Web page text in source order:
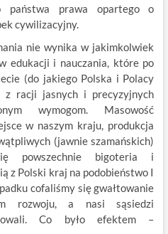
państwa prawa opartego o
cywilizacyjny.
nie wynika w jakimkolwiek
edukacji i nauczania, które po
(do jakiego Polska i Polacy
z racji jasnych i precyzyjnych
wymogom. Masowość
w naszym kraju, produkcja
(jawnie szamańskich)
powszechnie bigoteria i
z Polski kraj na podobieństwo I
cofaliśmy się gwałtowanie
rozwoju, a nasi sąsiedzi
Co było efektem –